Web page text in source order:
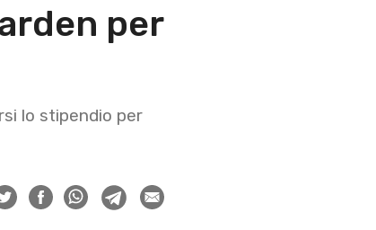
per
lo stipendio per